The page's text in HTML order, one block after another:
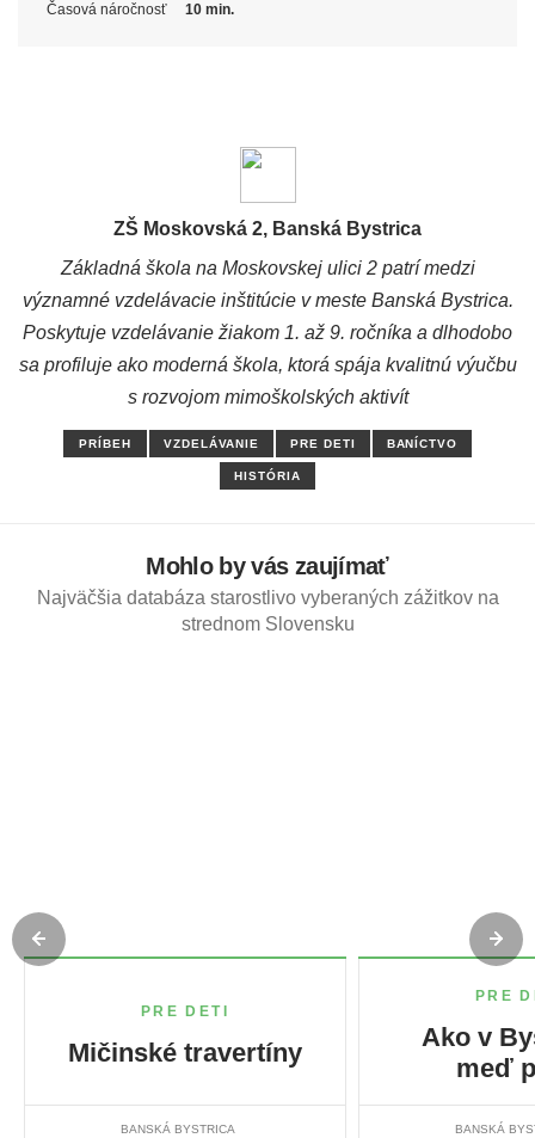
Časová náročnosť 10 min.
ZŠ Moskovská 2, Banská Bystrica
Základná škola na Moskovskej ulici 2 patrí medzi
významné vzdelávacie inštitúcie v meste Banská Bystrica.
Poskytuje vzdelávanie žiakom 1. až 9. ročníka a dlhodobo
sa profiluje ako moderná škola, ktorá spája kvalitnú výučbu
s rozvojom mimoškolských aktivít
PRÍBEH VZDELÁVANIE PRE DETI BANÍCTVO
HISTÓRIA
Mohlo by vás zaujímať
Najväčšia databáza starostlivo vyberaných zážitkov na
strednom Slovensku
PRE DETI
Mičinské travertíny
BANSKÁ BYSTRICA
PRE
Ako v
meď
BANSKÁ